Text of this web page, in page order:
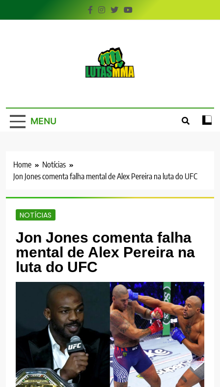
to
MENU
Home
Notícias
Jon Jones comenta falha mental de Alex Pereira na luta do UFC
NOTÍCIAS
Jon Jones comenta falha
mental de Alex Pereira na
luta do UFC